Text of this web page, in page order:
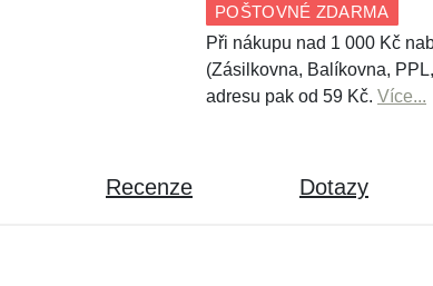
POŠTOVNÉ ZDARMA
Při nákupu nad 1 000 Kč
(Zásilkovna, Balíkovna,
adresu pak od 59 Kč. Více...
Recenze Dotazy